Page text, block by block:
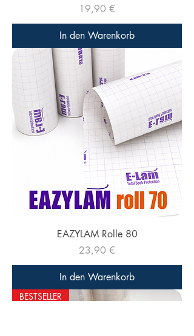
Preis
19,90 €
In den Warenkorb
EAZYLAM Rolle 80
Preis
23,90 €
In den Warenkorb
BESTSELLER